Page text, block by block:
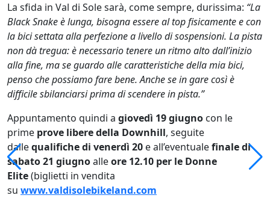
La sfida in Val di Sole sarà, come sempre, durissima: “La
Black Snake è lunga, bisogna essere al top fisicamente e con
la bici settata alla perfezione a livello di sospensioni. La pista
non dà tregua: è necessario tenere un ritmo alto dall’inizio
alla fine, ma se guardo alle caratteristiche della mia bici,
penso che possiamo fare bene. Anche se in gare così è
difficile sbilanciarsi prima di scendere in pista.”
Appuntamento quindi a giovedì 19 giugno con le
prime prove libere della Downhill, seguite
dallequalifiche di venerdì 20 e all’eventualefinale di
sabato 21 giugnoalleore 12.10 per le Donne
Elite(biglietti in vendita
su www.valdisolebikeland.com